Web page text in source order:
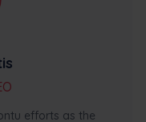
efforts as the